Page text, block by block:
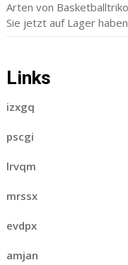
Arten von
Sie jetzt auf Lager
Links
izxgq
pscgi
lrvqm
mrssx
evdpx
amjan